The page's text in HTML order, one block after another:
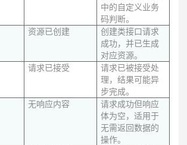
中的自定义业务
码判断。
资源已创建
创建类接口请求
成功，并已生成
对应资源。
请求已接受
请求已被接受处
理，结果可能异
步完成。
无响应内容
请求成功但响应
体为空，适用于
无需返回数据的
操作。